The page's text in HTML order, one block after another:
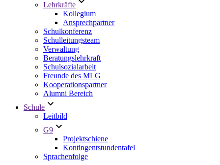
Lehrkräfte
Kollegium
Ansprechpartner
Schulkonferenz
Schulleitungsteam
Verwaltung
Beratungslehrkraft
Schulsozialarbeit
Freunde des MLG
Kooperationspartner
Alumni Bereich
Schule
Leitbild
G9
Projektschiene
Kontingentstundentafel
Sprachenfolge